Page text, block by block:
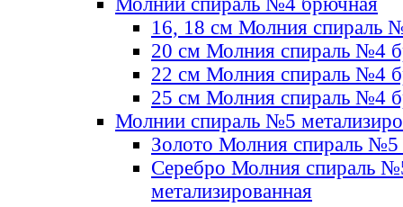
16, 18 см Молния спираль
20 см Молния спираль №4
22 см Молния спираль №4
25 см Молния спираль №4
Молнии спираль №5
Золото Молния спираль №5
Серебро Молния спираль
метализированная